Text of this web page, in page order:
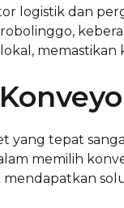
logistik dan
memastikan
yang tepat
memilih